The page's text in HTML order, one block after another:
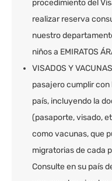
procedimiento del
realizar reserva
nuestro
niños a EMIRATOS
VISADOS Y
pasajero cumplir
país, incluyendo la
(pasaporte, visado,
como vacunas, que
migratorias de cada
Consulte en su país